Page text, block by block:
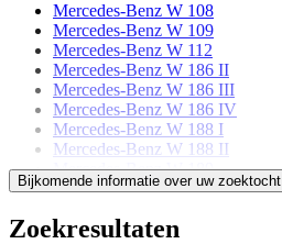
Mercedes-Benz W 108
Mercedes-Benz W 109
Mercedes-Benz W 112
Mercedes-Benz W 186 II
Mercedes-Benz W 186 III
Mercedes-Benz W 186 IV
Mercedes-Benz W 188 I
Mercedes-Benz W 188 II
Mercedes-Benz W 189
Mercedes-Benz models
Bijkomende informatie over uw zoektocht
Zoekresultaten